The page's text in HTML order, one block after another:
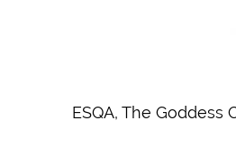
ESQA, The Goddess